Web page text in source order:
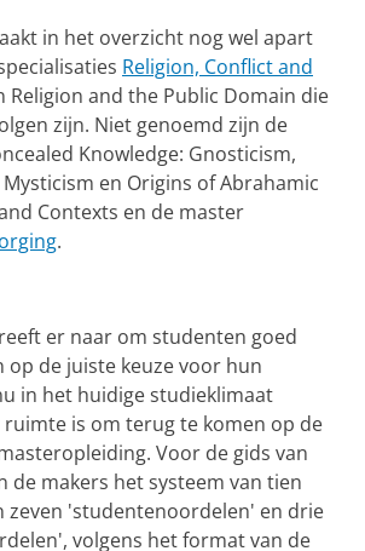
in het overzicht nog wel apart
Religion, Conflict and
Religion and the Public Domain die
zijn. Niet genoemd zijn de
Knowledge: Gnosticism,
en Origins of Abrahamic
Contexts en de master
.
er naar om studenten goed
de juiste keuze voor hun
in het huidige studieklimaat
ruimte is om terug te komen op de
Voor de gids van
de makers het systeem van tien
zeven 'studentenoordelen' en drie
volgens het format van de